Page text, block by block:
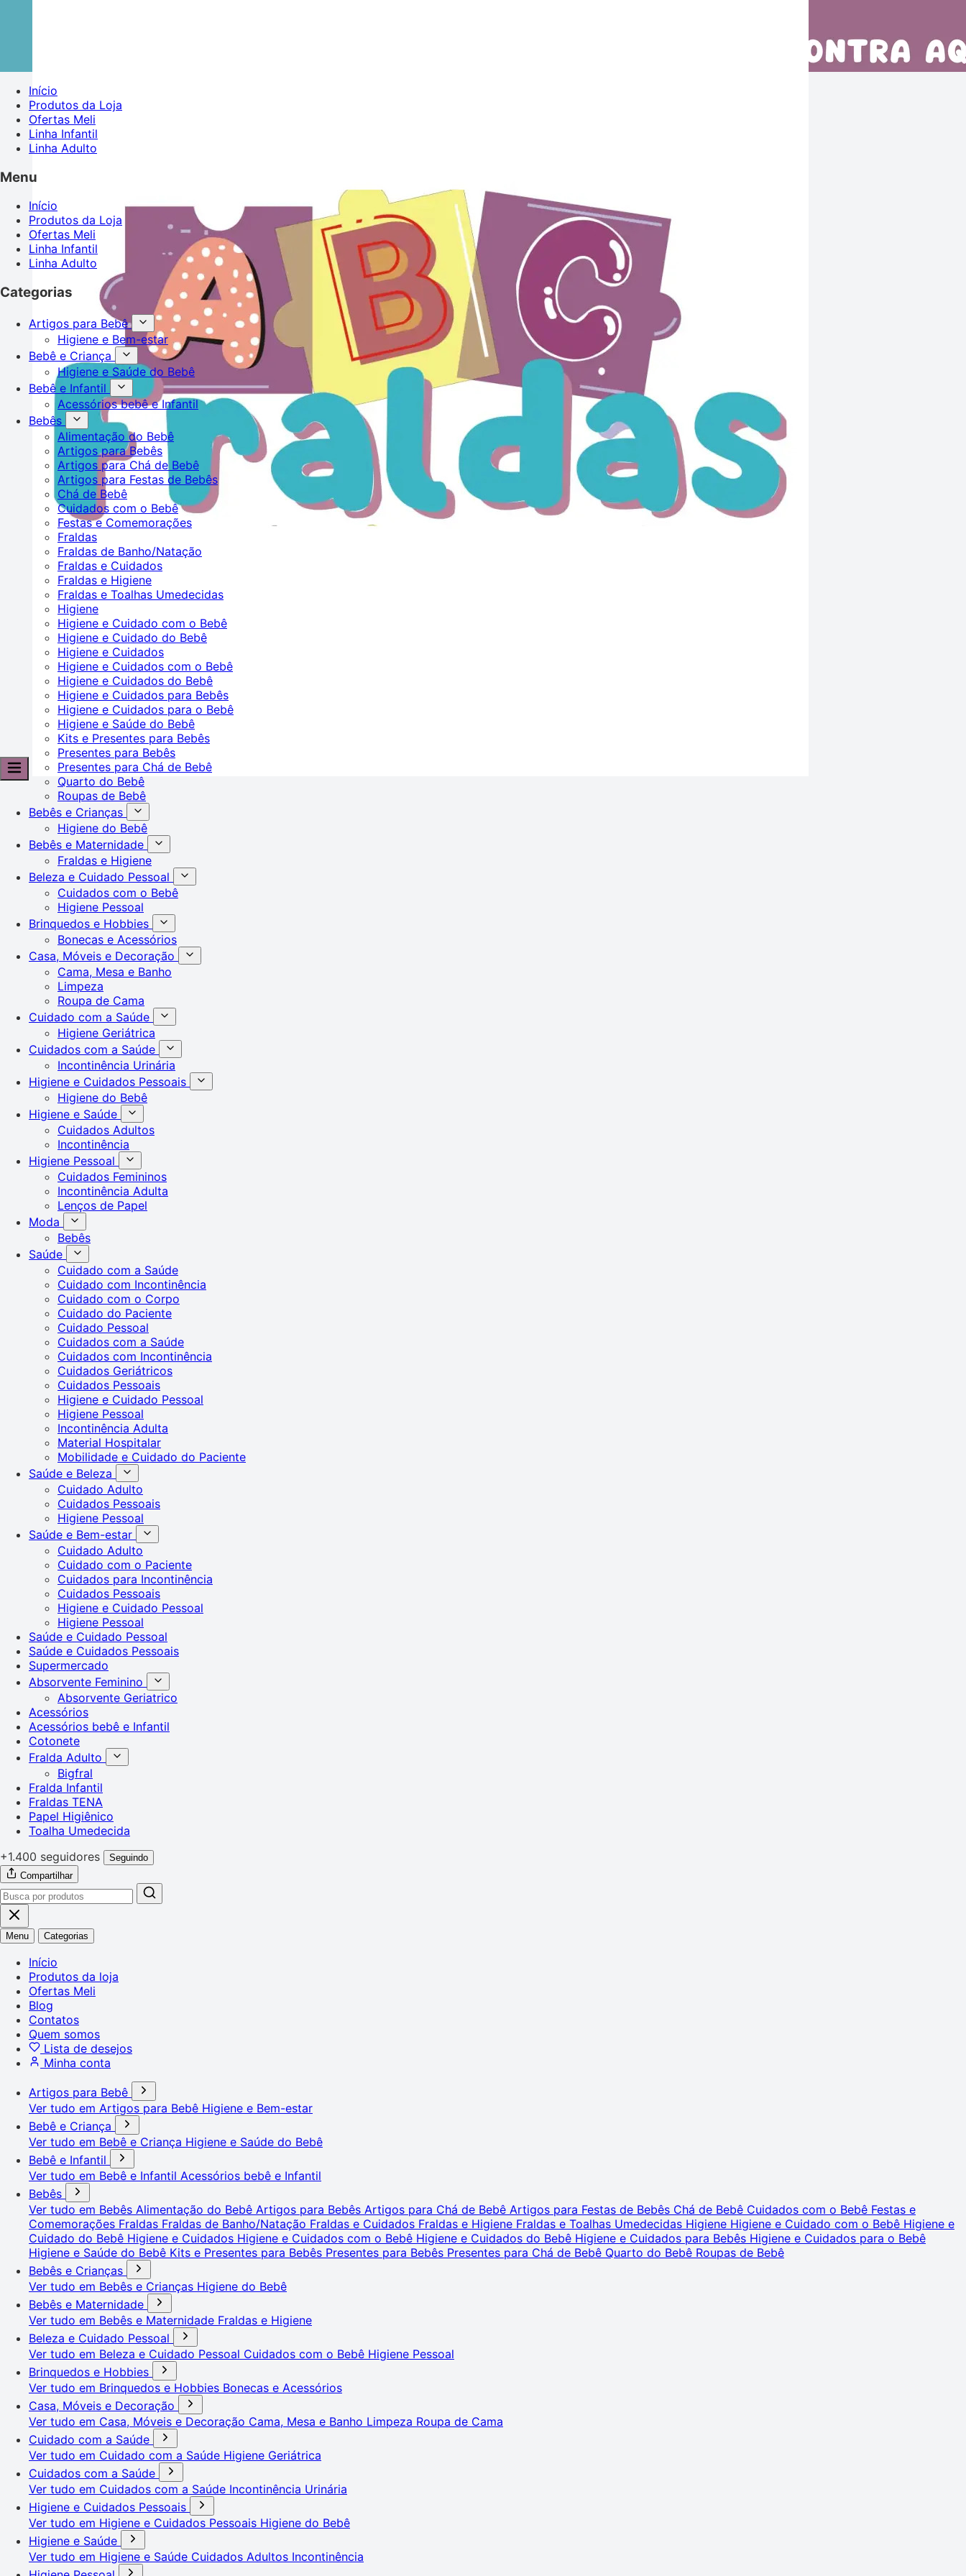
Início
Produtos da Loja
Ofertas Meli
Linha Infantil
Linha Adulto
Menu
Início
Produtos da Loja
Ofertas Meli
Linha Infantil
Linha Adulto
Categorias
Artigos para Bebê
Higiene e Bem-estar
Bebê e Criança
Higiene e Saúde do Bebê
Bebê e Infantil
Acessórios bebê e Infantil
Bebês
Alimentação do Bebê
Artigos para Bebês
Artigos para Chá de Bebê
Artigos para Festas de Bebês
Chá de Bebê
Cuidados com o Bebê
Festas e Comemorações
Fraldas
Fraldas de Banho/Natação
Fraldas e Cuidados
Fraldas e Higiene
Fraldas e Toalhas Umedecidas
Higiene
Higiene e Cuidado com o Bebê
Higiene e Cuidado do Bebê
Higiene e Cuidados
Higiene e Cuidados com o Bebê
Higiene e Cuidados do Bebê
Higiene e Cuidados para Bebês
Higiene e Cuidados para o Bebê
Higiene e Saúde do Bebê
Kits e Presentes para Bebês
Presentes para Bebês
Presentes para Chá de Bebê
Quarto do Bebê
Roupas de Bebê
Bebês e Crianças
Higiene do Bebê
Bebês e Maternidade
Fraldas e Higiene
Beleza e Cuidado Pessoal
Cuidados com o Bebê
Higiene Pessoal
Brinquedos e Hobbies
Bonecas e Acessórios
Casa, Móveis e Decoração
Cama, Mesa e Banho
Limpeza
Roupa de Cama
Cuidado com a Saúde
Higiene Geriátrica
Cuidados com a Saúde
Incontinência Urinária
Higiene e Cuidados Pessoais
Higiene do Bebê
Higiene e Saúde
Cuidados Adultos
Incontinência
Higiene Pessoal
Cuidados Femininos
Incontinência Adulta
Lenços de Papel
Moda
Bebês
Saúde
Cuidado com a Saúde
Cuidado com Incontinência
Cuidado com o Corpo
Cuidado do Paciente
Cuidado Pessoal
Cuidados com a Saúde
Cuidados com Incontinência
Cuidados Geriátricos
Cuidados Pessoais
Higiene e Cuidado Pessoal
Higiene Pessoal
Incontinência Adulta
Material Hospitalar
Mobilidade e Cuidado do Paciente
Saúde e Beleza
Cuidado Adulto
Cuidados Pessoais
Higiene Pessoal
Saúde e Bem-estar
Cuidado Adulto
Cuidado com o Paciente
Cuidados para Incontinência
Cuidados Pessoais
Higiene e Cuidado Pessoal
Higiene Pessoal
Saúde e Cuidado Pessoal
Saúde e Cuidados Pessoais
Supermercado
Absorvente Feminino
Absorvente Geriatrico
Acessórios
Acessórios bebê e Infantil
Cotonete
Fralda Adulto
Bigfral
Fralda Infantil
Fraldas TENA
Papel Higiênico
Toalha Umedecida
+1.400 seguidores
Seguindo
Compartilhar
Menu Categorias
Início
Produtos da loja
Ofertas Meli
Blog
Contatos
Quem somos
Lista de desejos
Minha conta
Artigos para Bebê
Ver tudo em Artigos para Bebê Higiene e Bem-estar
Bebê e Criança
Ver tudo em Bebê e Criança Higiene e Saúde do Bebê
Bebê e Infantil
Ver tudo em Bebê e Infantil Acessórios bebê e Infantil
Bebês
Ver tudo em Bebês Alimentação do Bebê Artigos para Bebês Artigos para Chá de Bebê Artigos para Festas de Bebês Chá de Bebê Cuidados com o Bebê Festas e
Comemorações Fraldas Fraldas de Banho/Natação Fraldas e Cuidados Fraldas e Higiene Fraldas e Toalhas Umedecidas Higiene Higiene e Cuidado com o Bebê Higiene e
Cuidado do Bebê Higiene e Cuidados Higiene e Cuidados com o Bebê Higiene e Cuidados do Bebê Higiene e Cuidados para Bebês Higiene e Cuidados para o Bebê
Higiene e Saúde do Bebê Kits e Presentes para Bebês Presentes para Bebês Presentes para Chá de Bebê Quarto do Bebê Roupas de Bebê
Bebês e Crianças
Ver tudo em Bebês e Crianças Higiene do Bebê
Bebês e Maternidade
Ver tudo em Bebês e Maternidade Fraldas e Higiene
Beleza e Cuidado Pessoal
Ver tudo em Beleza e Cuidado Pessoal Cuidados com o Bebê Higiene Pessoal
Brinquedos e Hobbies
Ver tudo em Brinquedos e Hobbies Bonecas e Acessórios
Casa, Móveis e Decoração
Ver tudo em Casa, Móveis e Decoração Cama, Mesa e Banho Limpeza Roupa de Cama
Cuidado com a Saúde
Ver tudo em Cuidado com a Saúde Higiene Geriátrica
Cuidados com a Saúde
Ver tudo em Cuidados com a Saúde Incontinência Urinária
Higiene e Cuidados Pessoais
Ver tudo em Higiene e Cuidados Pessoais Higiene do Bebê
Higiene e Saúde
Ver tudo em Higiene e Saúde Cuidados Adultos Incontinência